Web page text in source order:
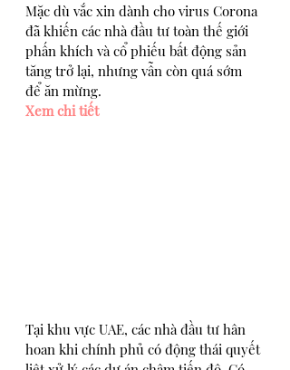
Mặc dù vắc xin dành cho virus Corona
đã khiến các nhà đầu tư toàn thế giới
phấn khích và cổ phiếu bất động sản
tăng trở lại, nhưng vẫn còn quá sớm
để ăn mừng.
Xem chi tiết
Tại khu vực UAE, các nhà đầu tư hân
hoan khi chính phủ có động thái quyết